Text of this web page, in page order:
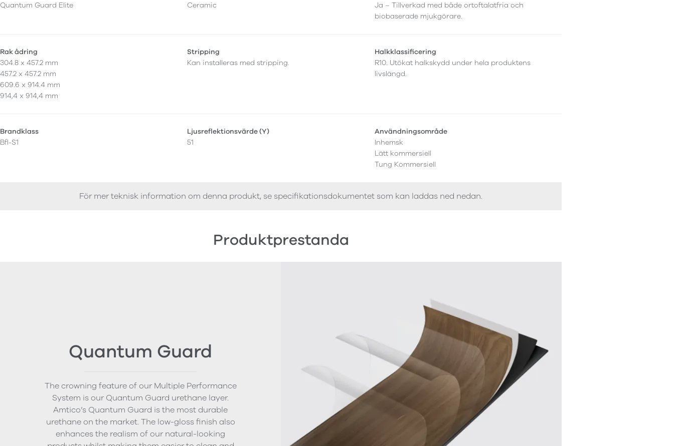
Quantum Guard Elite
Ceramic
Ja – Tillverkad med både ortoftalatfria och
biobaserade mjukgörare.
Rak ådring
304.8 x 457.2 mm
457.2 x 457.2 mm
609.6 x 914.4 mm
914,4 x 914,4 mm
Stripping
Kan installeras med stripping.
Halkklassificering
R10. Utökat halkskydd under hela produktens
livslängd.
Brandklass
Bfl-S1
Ljusreflektionsvärde (Y)
51
Användningsområde
Inhemsk
Lätt kommersiell
Tung Kommersiell
För mer teknisk information om denna produkt, se specifikationsdokumentet som kan laddas ned nedan.
Produktprestanda
Quantum Guard
The crowning feature of our Multiple Performance
System is our Quantum Guard urethane layer.
Amtico’s Quantum Guard is the most durable
urethane on the market. The low-gloss finish also
enhances the realism of our natural-looking